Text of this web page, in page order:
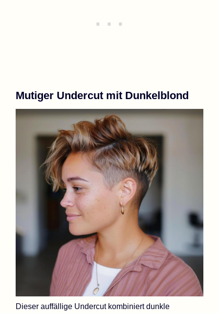
Mutiger Undercut mit Dunkelblond
Dieser auffällige Undercut kombiniert dunkle